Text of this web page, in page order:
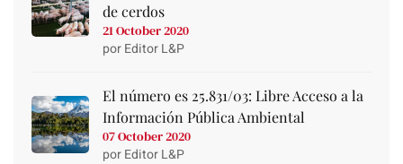
de cerdos
21 October 2020
por Editor L&P
El número es 25.831/03: Libre Acceso a la
Información Pública Ambiental
07 October 2020
por Editor L&P